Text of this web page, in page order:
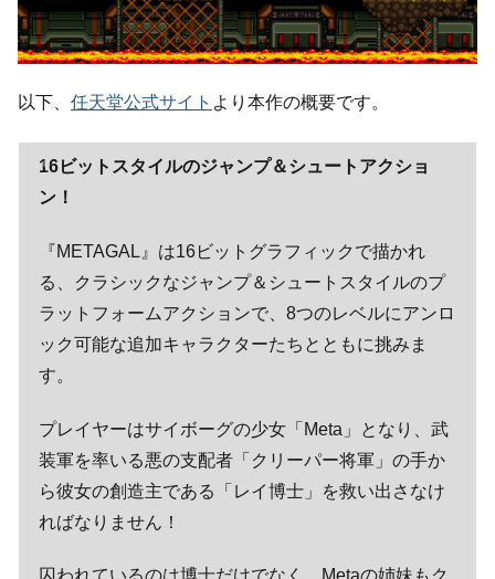
以下、 任天堂公式サイト より本作の概要です。
16ビットスタイルのジャンプ＆シュートアクショ
ン！
『METAGAL』は16ビットグラフィックで描かれ
る、クラシックなジャンプ＆シュートスタイルのプ
ラットフォームアクションで、8つのレベルにアンロ
ック可能な追加キャラクターたちとともに挑みま
す。
プレイヤーはサイボーグの少女「Meta」となり、武
装軍を率いる悪の支配者「クリーパー将軍」の手か
ら彼女の創造主である「レイ博士」を救い出さなけ
ればなりません！